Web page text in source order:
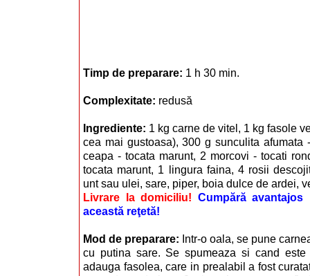
Timp de preparare: 1 h 30 min.
Complexitate: redusă
Ingrediente: 1 kg carne de vitel, 1 kg fasole
cea mai gustoasa), 300 g sunculita afumata
ceapa - tocata marunt, 2 morcovi - tocati
tocata marunt, 1 lingura faina, 4 rosii
unt sau ulei, sare, piper, boia dulce de ardei,
Livrare la domiciliu! Cumpără avantajos
această reţetă!
Mod de preparare: Intr-o oala, se pune
cu putina sare. Se spumeaza si cand
adauga fasolea, care in prealabil a fost